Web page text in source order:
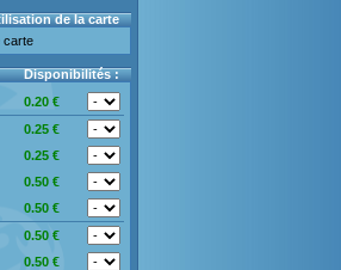
de la carte
carte
Disponibilités :
0.20 €
0.25 €
0.25 €
0.50 €
0.50 €
0.50 €
0.50 €